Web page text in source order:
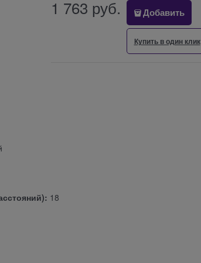
1 763 руб. Добавить
Купить в один клик
18